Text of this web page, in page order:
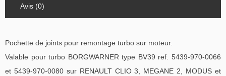
Avis (0)
Pochette de joints pour remontage turbo sur moteur.
Valable pour turbo BORGWARNER type BV39 ref. 5439-970-0066
et 5439-970-0080 sur RENAULT CLIO 3, MEGANE 2, MODUS et